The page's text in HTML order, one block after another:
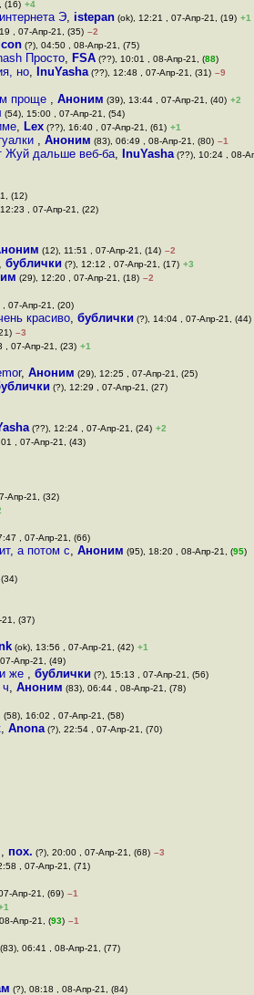
(16) +4
Э, istepan (ok), 12:21 , 07-Апр-21, (19) +1
, 07-Апр-21, (35) –2
(?), 04:50 , 08-Апр-21, (75)
Просто, FSA (??), 10:01 , 08-Апр-21, (88)
но, InuYasha (??), 12:48 , 07-Апр-21, (31) –9
проще , Аноним (39), 13:44 , 07-Апр-21, (40) +2
(54), 15:00 , 07-Апр-21, (54)
, Lex (??), 16:40 , 07-Апр-21, (61) +1
, Аноним (83), 06:49 , 08-Апр-21, (80) –1
Жуй дальше веб-ба, InuYasha (??), 10:24 , 08-
(12)
, 07-Апр-21, (22)
(12), 11:51 , 07-Апр-21, (14) –2
, бублички (?), 12:12 , 07-Апр-21, (17) +3
(29), 12:20 , 07-Апр-21, (18) –2
, 07-Апр-21, (20)
красиво, бублички (?), 14:04 , 07-Апр-21, (44)
–3
, 07-Апр-21, (23) +1
, Аноним (29), 12:25 , 07-Апр-21, (25)
(?), 12:29 , 07-Апр-21, (27)
(??), 12:24 , 07-Апр-21, (24) +2
, 07-Апр-21, (43)
Апр-21, (32)
, 07-Апр-21, (66)
а потом с, Аноним (95), 18:20 , 08-Апр-21, (95)
(37)
(ok), 13:56 , 07-Апр-21, (42) +1
Апр-21, (49)
же , бублички (?), 15:13 , 07-Апр-21, (56)
, Аноним (83), 06:44 , 08-Апр-21, (78)
(58), 16:02 , 07-Апр-21, (58)
, Anona (?), 22:54 , 07-Апр-21, (70)
, пох. (?), 20:00 , 07-Апр-21, (68) –3
, 07-Апр-21, (71)
Апр-21, (69) –1
Апр-21, (93) –1
(83), 06:41 , 08-Апр-21, (77)
(?), 08:18 , 08-Апр-21, (84)